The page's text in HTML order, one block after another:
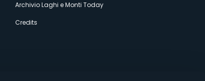
Archivio Laghi e Monti Today
Credits